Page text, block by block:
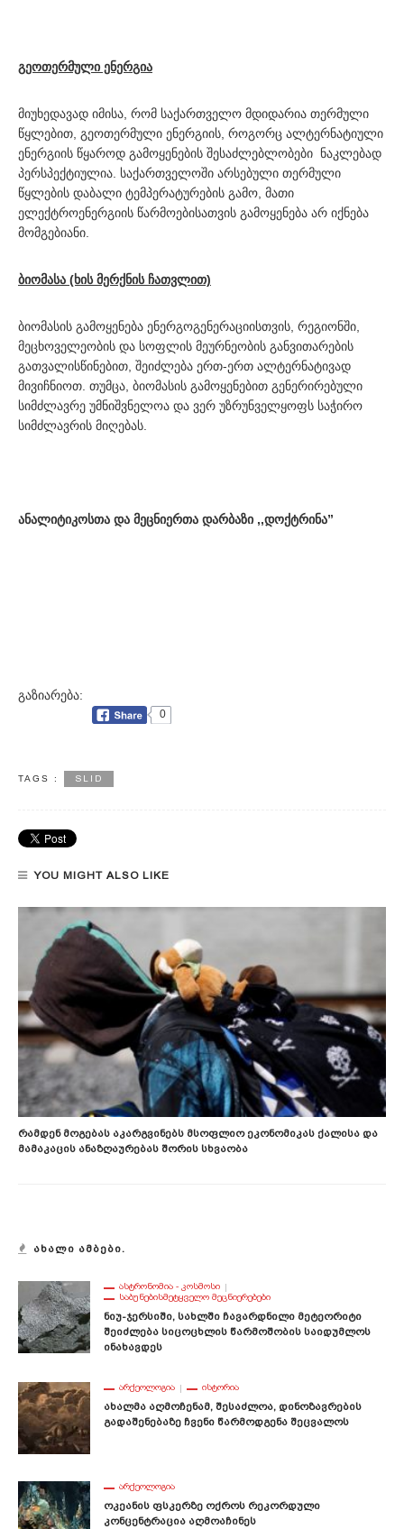
გეოთერმული ენერგია
მიუხედავად იმისა, რომ საქართველო მდიდარია თერმული
წყლებით, გეოთერმული ენერგიის, როგორც ალტერნატიული
ენერგიის წყაროდ გამოყენების შესაძლებლობები ნაკლებად
პერსპექტიულია. საქართველოში არსებული თერმული
წყლების დაბალი ტემპერატურების გამო, მათი
ელექტროენერგიის წარმოებისათვის გამოყენება არ იქნება
მომგებიანი.
ბიომასა (ხის მერქნის ჩათვლით)
ბიომასის გამოყენება ენერგოგენერაციისთვის, რეგიონში,
მეცხოველეობის და სოფლის მეურნეობის განვითარების
გათვალისწინებით, შეიძლება ერთ-ერთ ალტერნატივად
მივიჩნიოთ. თუმცა, ბიომასის გამოყენებით გენერირებული
სიმძლავრე უმნიშვნელოა და ვერ უზრუნველყოფს საჭირო
სიმძლავრის მიღებას.
ანალიტიკოსთა და მეცნიერთა დარბაზი ,,დოქტრინა”
გაზიარება:
0
TAGS : SLID
YOU MIGHT ALSO LIKE
Რამდენ Მოგებას Აკარგვინებს Მსოფლიო Ეკონომიკას Ქალისა Და
Მამაკაცის Ანაზღაურებას Შორის Სხვაობა
ᲐᲮᲐᲚᲘ ᲐᲛᲑᲔᲑᲘ.
ᲐᲡᲢᲠᲝᲜᲝᲛᲘᲐ - ᲙᲝᲡᲛᲝᲡᲘ
ᲡᲐᲑᲣᲜᲔᲑᲘᲡᲛᲔᲢᲧᲕᲔᲚᲝ ᲛᲔᲪᲜᲘᲔᲠᲔᲑᲔᲑᲘ
Ნიუ-Ჯერსიში, Სახლში Ჩავარდნილი Მეტეორიტი
Შეიძლება Სიცოცხლის Წარმოშობის Საიდუმლოს
Ინახავდეს
ᲐᲠᲥᲔᲝᲚᲝᲒᲘᲐ ᲘᲡᲢᲝᲠᲘᲐ
Ახალმა Აღმოჩენამ, Შესაძლოა, Დინოზავრების
Გადაშენებაზე Ჩვენი Წარმოდგენა Შეცვალოს
ᲐᲠᲥᲔᲝᲚᲝᲒᲘᲐ
Ოკეანის Ფსკერზე Ოქროს Რეკორდული
Კონცენტრაცია Აღმოაჩინეს